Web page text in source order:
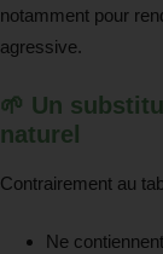
notamment pour
agressive.
🌱 Un
naturel
Contrairement au
Ne contiennent